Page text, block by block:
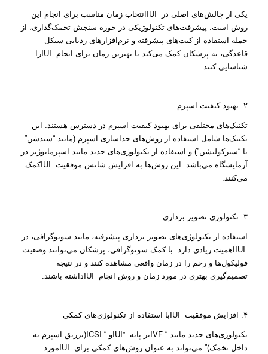
یکی از چالش‌های اصلی در IUI انتخاب زمان مناسب برای انجام این
روش است. پیشرفت‌های تکنولوژیکی در حوزه سنجش تخمک‌گذاری، از
جمله استفاده از کیت‌های پیشرفته و نرم‌افزارهای ردیابی سیکل
قاعدگی، به پزشکان کمک می‌کند تا بهترین زمان برای انجام
IUIرا
شناسایی کنند.
۲. بهبود کیفیت اسپرم
تکنیک‌های مختلفی برای بهبود کیفیت اسپرم در دسترس هستند. این
تکنیک‌ها شامل استفاده از روش‌های جداسازی اسپرم (مانند “سیدشن”
یا “سیرکولیشن”) و استفاده از تکنولوژی‌های جدید مانند اسپرماتوژنز در
آزمایشگاه می‌باشد. این روش‌ها به افزایش شانس موفقیت IUIکمک
می‌کنند.
۳. تکنولوژی تصویر برداری
استفاده از تکنولوژی‌های تصویر برداری پیشرفته، مانند سونوگرافی، در
IUI اهمیت زیادی دارد. با کمک سونوگرافی، پزشکان می‌توانند وضعیت
فولیکول‌ها و رحم را در زمان واقعی مشاهده کنند و در نتیجه
تصمیم‌گیری بهتری در مورد زمان و روش انجام
IUIداشته باشند.
۴. افزایش موفقیت IUIبا استفاده از تکنولوژی‌های کمکی
تکنولوژی‌های جدید مانند “IVFبر پایه IUI”و “ICSI(تزریق اسپرم به
داخل تخمک)” می‌تواند به عنوان روش‌های کمکی برای IUIمورد